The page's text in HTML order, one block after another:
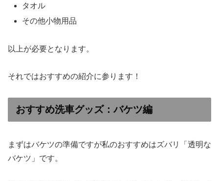
タオル
その他小物用品
以上が必要となります。
それではおすすめの紹介に参ります！
おすすめ洗車グッズ：バケツ編
まずはバケツの準備ですが私のおすすめはズバリ「透明な
バケツ」です。